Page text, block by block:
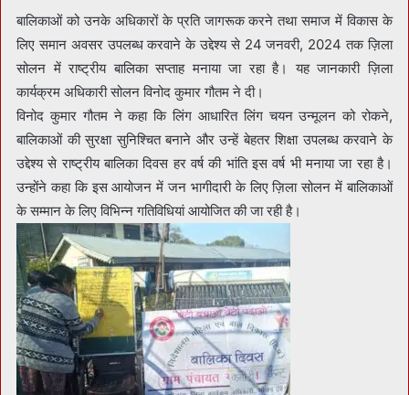
बालिकाओं को उनके अधिकारों के प्रति जागरूक करने तथा समाज में विकास के
लिए समान अवसर उपलब्ध करवाने के उद्देश्य से 24 जनवरी, 2024 तक ज़िला
सोलन में राष्ट्रीय बालिका सप्ताह मनाया जा रहा है। यह जानकारी ज़िला
कार्यक्रम अधिकारी सोलन विनोद कुमार गौतम ने दी।
विनोद कुमार गौतम ने कहा कि लिंग आधारित लिंग चयन उन्मूलन को रोकने,
बालिकाओं की सुरक्षा सुनिश्चित बनाने और उन्हें बेहतर शिक्षा उपलब्ध करवाने के
उद्देश्य से राष्ट्रीय बालिका दिवस हर वर्ष की भांति इस वर्ष भी मनाया जा रहा है।
उन्होंने कहा कि इस आयोजन में जन भागीदारी के लिए ज़िला सोलन में बालिकाओं
के सम्मान के लिए विभिन्न गतिविधियां आयोजित की जा रही है।